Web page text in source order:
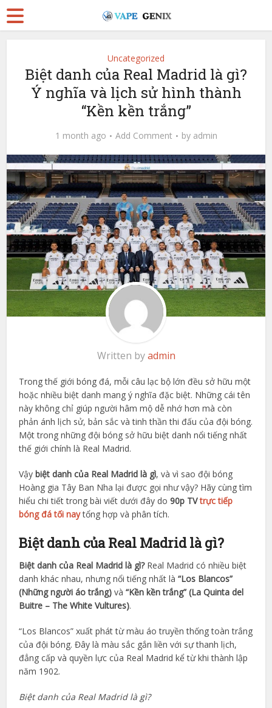
Uncategorized
Biệt danh của Real Madrid là gì?
Ý nghĩa và lịch sử hình thành
“Kền kền trắng”
1 month ago Add Comment by admin
Written byadmin
Trong thế giới bóng đá, mỗi câu lạc bộ lớn đều sở hữu một
hoặc nhiều biệt danh mang ý nghĩa đặc biệt. Những cái tên
này không chỉ giúp người hâm mộ dễ nhớ hơn mà còn
phản ánh lịch sử, bản sắc và tinh thần thi đấu của đội bóng.
Một trong những đội bóng sở hữu biệt danh nổi tiếng nhất
thế giới chính là Real Madrid.
Vậybiệt danh của Real Madrid là gì, và vì sao đội bóng
Hoàng gia Tây Ban Nha lại được gọi như vậy? Hãy cùng tìm
hiểu chi tiết trong bài viết dưới đây do90p TVtrực tiếp
bóng đá tối nay tổng hợp và phân tích.
Biệt danh của Real Madrid là gì?
Biệt danh của Real Madrid là gì?Real Madrid có nhiều biệt
danh khác nhau, nhưng nổi tiếng nhất là“Los Blancos”
(Những người áo trắng) và“Kền kền trắng” (La Quinta del
Buitre – The White Vultures).
“Los Blancos” xuất phát từ màu áo truyền thống toàn trắng
của đội bóng. Đây là màu sắc gắn liền với sự thanh lịch,
đẳng cấp và quyền lực của Real Madrid kể từ khi thành lập
năm 1902.
Biệt danh của Real Madrid là gì?